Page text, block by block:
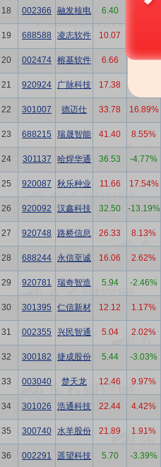
18 002366 融发核电 6.40
19 688588 凌志软件 10.07
20 002474 榕基软件 6.66 3.42%
21 920924 广脉科技 17.38
22
301007 德迈仕 33.78 16.89%
23 688215 瑞晟智能 41.40 8.55%
24 301137 哈焊华通 36.53 -4.77%
25 920087 秋乐种业 11.66 17.54%
26
920092 汉鑫科技 32.50 -13.19%
27
920748 路桥信息 26.33 8.13%
28
688244 永信至诚 16.06 2.62%
29
920781 瑞奇智造 5.94 -2.46%
30
301395 仁信新材 12.12 1.17%
31
002355 兴民智通 5.04 2.02%
32 300182 捷成股份 5.44 -3.03%
33 003040 楚天龙 12.46 9.97%
34 301026 浩通科技 22.44 4.42%
35 300740 水羊股份 21.89 1.91%
36 002291 遥望科技 5.70 -3.39%